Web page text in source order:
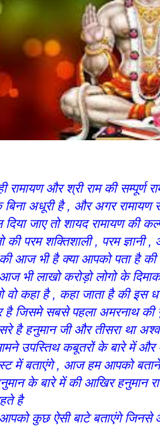
रामायण और श्री राम की सम्पूर्ण
बिना अधूरी है , और अगर रामायण
जाए तो शायद रामायण की
की परम शक्तिशाली , परम ज्ञानी
आज भी है क्या आपको पता है की
भी लाखो करोड़ो लोगो के
वो कहा है , कहा जाता है की इस
है जिसमे सबसे पहला अमरनाथ की
है हनुमान जी और तीसरा था
उपस्तिथ कबूतरों के बारे में और
में बताएंगे , आज हम आपको
के बारे में की आखिर हनुमान
है
कुछ ऐसी बाटे बताएंगे जिनसे